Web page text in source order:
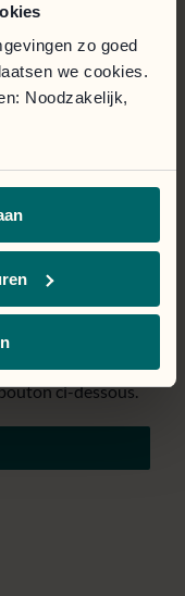
zo goed
we cookies.
Noodzakelijk,
le problème
la gêne
ci-dessous.